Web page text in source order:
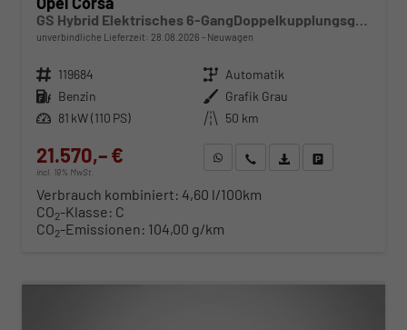
GS Hybrid Elektrisches 6-GangDoppelkupplungsgetriebe (eDCT)
unverbindliche Lieferzeit: 28.08.2026 Neuwagen
Fahrzeugnr. 119684 Getriebe Automatik
Kraftstoff Benzin Außenfarbe Grafik Grau
Leistung 81 kW (110 PS) Kilometerstand 50 km
21.570,– €
incl. 19% MwSt.
WhatsApp anfragen
Wir rufen Sie anFahrzeugexposé (PDF)
Verbrauch kombiniert: 4,60 l/100km
CO2-Klasse: C
CO2-Emissionen: 104,00 g/km